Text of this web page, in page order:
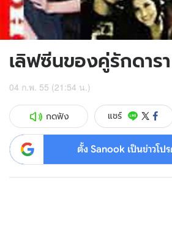
เลิฟซีนของคู่รักดาร
04 ก.พ. 55 (21:54 น.)
กดฟัง แชร์
ตั้ง Sanook เป็นข่าวโ